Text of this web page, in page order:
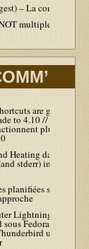
– La compil’
multiple echo /
are gone / not
to 4.10 //
plus après
Heating dans
stderr) in real-time
planifiées sous Linux
Lightning
Fedora / Add
under